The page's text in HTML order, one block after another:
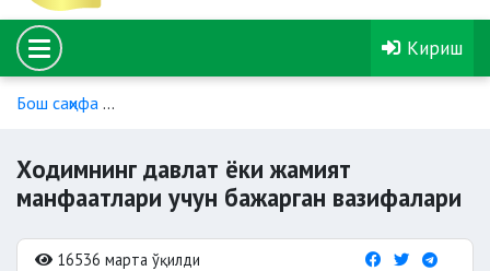
Кириш
Бош саҳифа
Ходимнинг давлат ёки жамият
манфаатлари учун бажарган вазифалари
16536 марта ўқилди